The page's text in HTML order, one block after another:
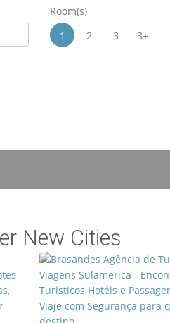
Room(s)
1
2 3 3+
New Cities